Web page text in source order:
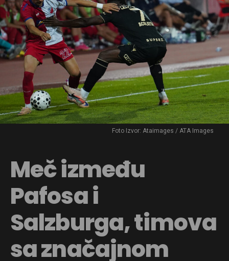
Foto Izvor: Ataimages / ATA Images
Meč između
Pafosa i
Salzburga, timova
sa značajnom